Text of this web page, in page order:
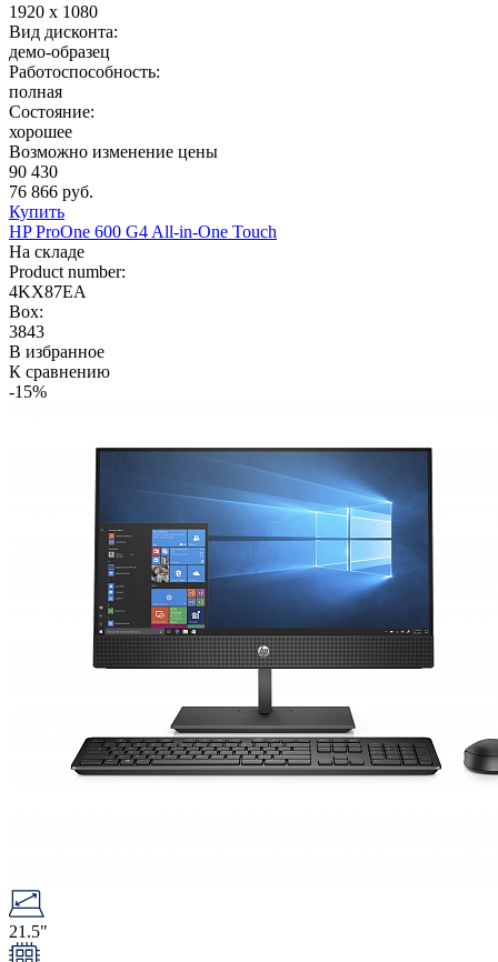
1920 x 1080
Вид дисконта:
демо-образец
Работоспособность:
полная
Состояние:
хорошее
Возможно изменение цены
90 430
76 866 руб.
Купить
HP ProOne 600 G4 All-in-One Touch
На складе
Product number:
4KX87EA
Box:
3843
В избранное
К сравнению
-15%
21.5"